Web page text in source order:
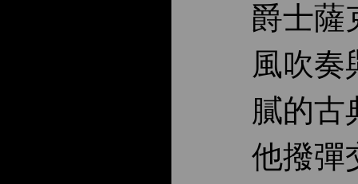
爵士薩
風吹奏
膩的古
他撥彈